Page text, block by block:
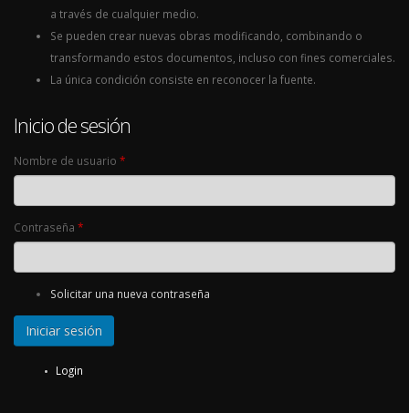
a través de cualquier medio.
Se pueden crear nuevas obras modificando, combinando o
transformando estos documentos, incluso con fines comerciales.
La única condición consiste en reconocer la fuente.
Inicio de sesión
Nombre de usuario *
Contraseña *
Solicitar una nueva contraseña
Login